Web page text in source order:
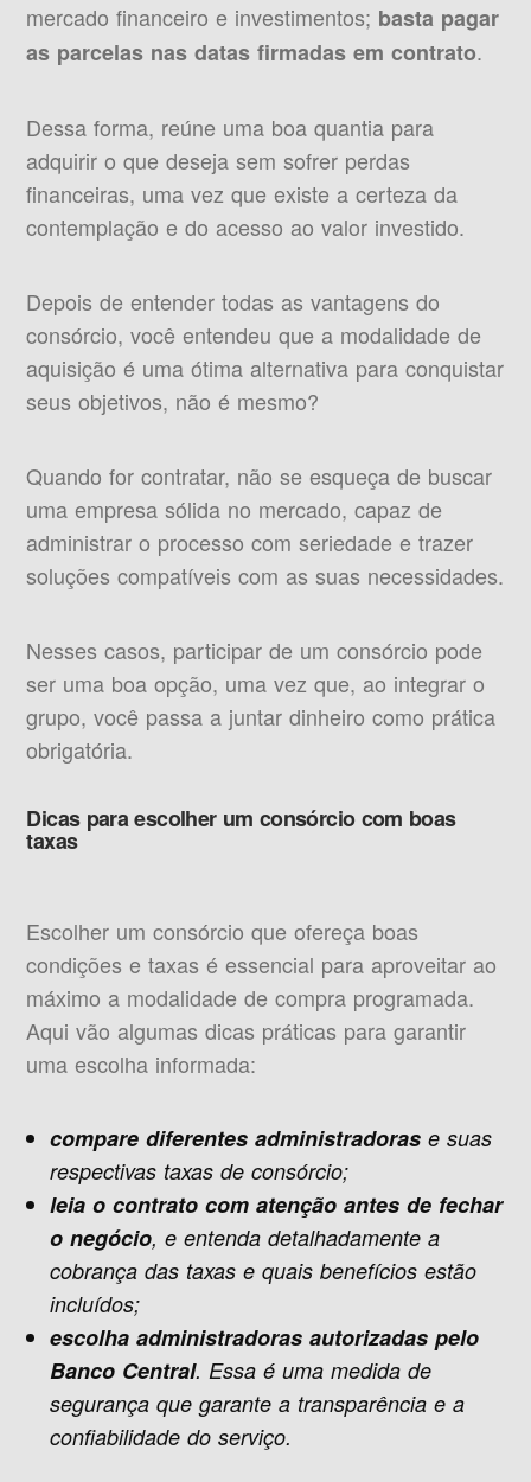
mercado financeiro e investimentos; basta pagar
as parcelas nas datas firmadas em contrato.
Dessa forma, reúne uma boa quantia para
adquirir o que deseja sem sofrer perdas
financeiras, uma vez que existe a certeza da
contemplação e do acesso ao valor investido.
Depois de entender todas as vantagens do
consórcio, você entendeu que a modalidade de
aquisição é uma ótima alternativa para conquistar
seus objetivos, não é mesmo?
Quando for contratar, não se esqueça de buscar
uma empresa sólida no mercado, capaz de
administrar o processo com seriedade e trazer
soluções compatíveis com as suas necessidades.
Nesses casos, participar de um consórcio pode
ser uma boa opção, uma vez que, ao integrar o
grupo, você passa a juntar dinheiro como prática
obrigatória.
Dicas para escolher um consórcio com boas
taxas
Escolher um consórcio que ofereça boas
condições e taxas é essencial para aproveitar ao
máximo a modalidade de compra programada.
Aqui vão algumas dicas práticas para garantir
uma escolha informada:
compare diferentes administradorase suas
respectivas taxas de consórcio;
leia o contrato com atenção antes de fechar
o negócio, e entenda detalhadamente a
cobrança das taxas e quais benefícios estão
incluídos;
escolha administradoras autorizadas pelo
Banco Central. Essa é uma medida de
segurança que garante a transparência e a
confiabilidade do serviço.